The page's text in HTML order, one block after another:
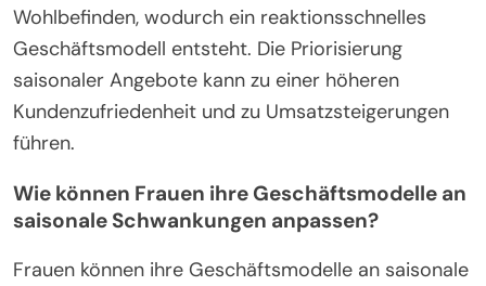
Wohlbefinden, wodurch ein reaktionsschnelles
Geschäftsmodell entsteht. Die Priorisierung
saisonaler Angebote kann zu einer höheren
Kundenzufriedenheit und zu Umsatzsteigerungen
führen.
Wie können Frauen ihre Geschäftsmodelle an
saisonale Schwankungen anpassen?
Frauen können ihre Geschäftsmodelle an saisonale